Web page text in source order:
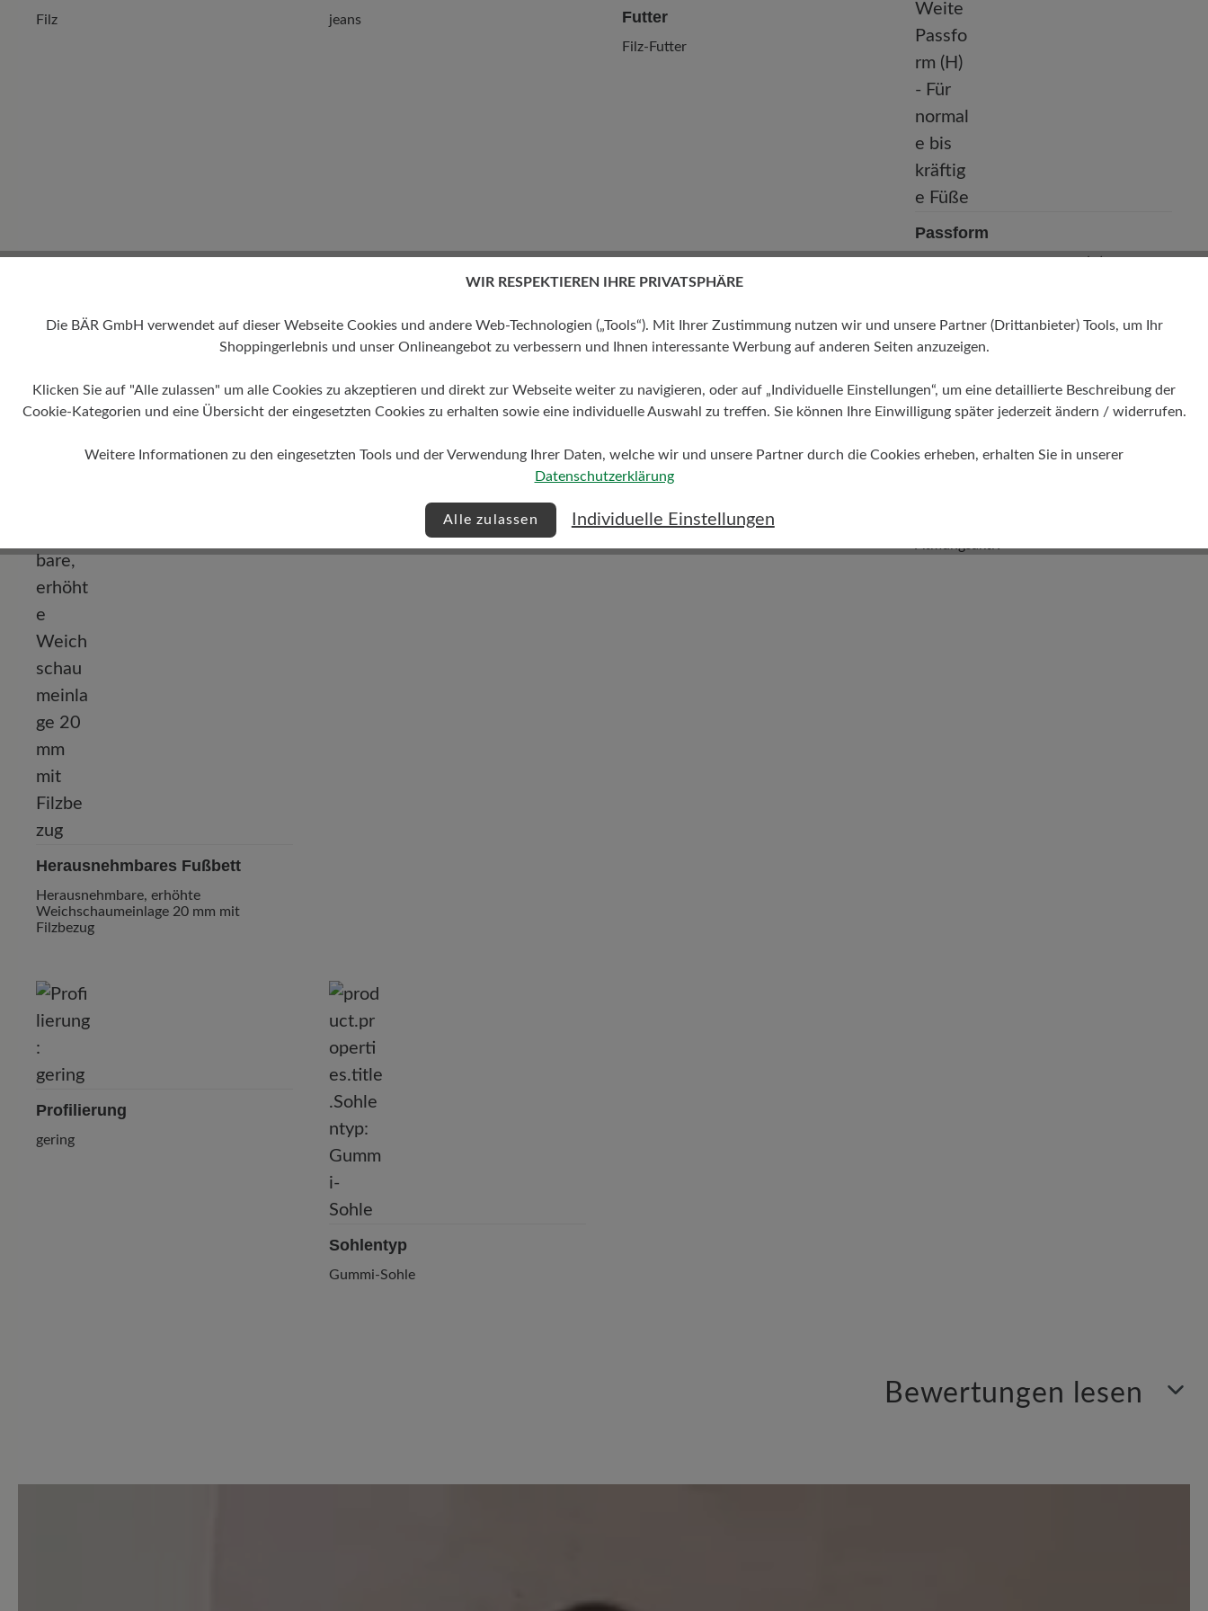
Filz jeans Futter
Filz-Futter
Passform
Herausnehmbares Fußbett
Herausnehmbare, erhöhte
Weichschaumeinlage 20 mm mit
Filzbezug
10 mm Dämpfungsgrad
Atmungsaktiv
Profilierung
gering
Sohlentyp
Gummi-Sohle
Bewertungen lesen
WIR RESPEKTIEREN IHRE PRIVATSPHÄRE
Die BÄR GmbH verwendet auf dieser Webseite Cookies und andere Web-Technologien („Tools“). Mit Ihrer Zustimmung nutzen wir und unsere Partner (Drittanbieter) Tools, um Ihr
Shoppingerlebnis und unser Onlineangebot zu verbessern und Ihnen interessante Werbung auf anderen Seiten anzuzeigen.
Klicken Sie auf "Alle zulassen" um alle Cookies zu akzeptieren und direkt zur Webseite weiter zu navigieren, oder auf „Individuelle Einstellungen“, um eine detaillierte Beschreibung der
Cookie-Kategorien und eine Übersicht der eingesetzten Cookies zu erhalten sowie eine individuelle Auswahl zu treffen. Sie können Ihre Einwilligung später jederzeit ändern / widerrufen.
Weitere Informationen zu den eingesetzten Tools und der Verwendung Ihrer Daten, welche wir und unsere Partner durch die Cookies erheben, erhalten Sie in unserer
Datenschutzerklärung
Alle zulassen Individuelle Einstellungen